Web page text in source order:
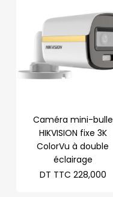
Caméra mini-bulle
HIKVISION fixe 3K
ColorVu à double
éclairage
DT TTC 228,000